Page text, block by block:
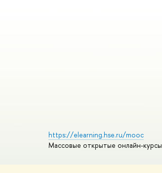
https://elearning.hse.ru/mooc
Массовые открытые онлайн-курсы